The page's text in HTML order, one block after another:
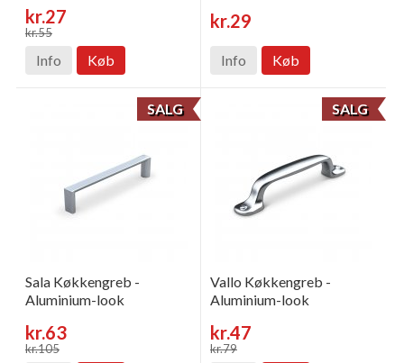
kr.27
kr.55
Info Køb
kr.29
Info Køb
SALG
Sala Køkkengreb -
Aluminium-look
kr.63
kr.105
SALG
Vallo Køkkengreb -
Aluminium-look
kr.47
kr.79